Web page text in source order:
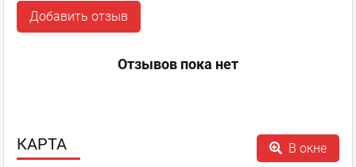
Добавить отзыв
Отзывов пока нет
КАРТА В окне